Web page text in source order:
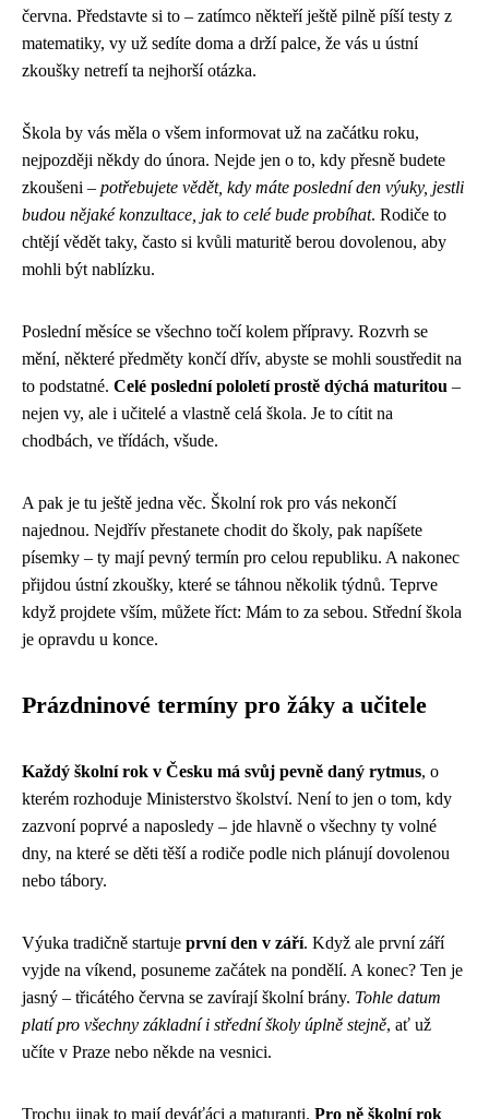
června. Představte si to – zatímco někteří ještě pilně píší testy z
matematiky, vy už sedíte doma a drží palce, že vás u ústní
zkoušky netrefí ta nejhorší otázka.
Škola by vás měla o všem informovat už na začátku roku,
nejpozději někdy do února. Nejde jen o to, kdy přesně budete
zkoušeni – potřebujete vědět, kdy máte poslední den výuky, jestli
budou nějaké konzultace, jak to celé bude probíhat. Rodiče to
chtějí vědět taky, často si kvůli maturitě berou dovolenou, aby
mohli být nablízku.
Poslední měsíce se všechno točí kolem přípravy. Rozvrh se
mění, některé předměty končí dřív, abyste se mohli soustředit na
to podstatné. Celé poslední pololetí prostě dýchá maturitou –
nejen vy, ale i učitelé a vlastně celá škola. Je to cítit na
chodbách, ve třídách, všude.
A pak je tu ještě jedna věc. Školní rok pro vás nekončí
najednou. Nejdřív přestanete chodit do školy, pak napíšete
písemky – ty mají pevný termín pro celou republiku. A nakonec
přijdou ústní zkoušky, které se táhnou několik týdnů. Teprve
když projdete vším, můžete říct: Mám to za sebou. Střední škola
je opravdu u konce.
Prázdninové termíny pro žáky a učitele
Každý školní rok v Česku má svůj pevně daný rytmus, o
kterém rozhoduje Ministerstvo školství. Není to jen o tom, kdy
zazvoní poprvé a naposledy – jde hlavně o všechny ty volné
dny, na které se děti těší a rodiče podle nich plánují dovolenou
nebo tábory.
Výuka tradičně startuje první den v září. Když ale první září
vyjde na víkend, posuneme začátek na pondělí. A konec? Ten je
jasný – třicátého června se zavírají školní brány. Tohle datum
platí pro všechny základní i střední školy úplně stejně, ať už
učíte v Praze nebo někde na vesnici.
Trochu jinak to mají deváťáci a maturanti. Pro ně školní rok